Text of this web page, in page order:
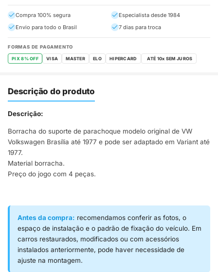
Compra 100% segura
Especialista desde 1984
Envio para todo o Brasil
7 dias para troca
FORMAS DE PAGAMENTO
PIX 8% OFF VISA MASTER ELO HIPERCARD
Descrição do produto
Descrição:
Borracha do suporte de parachoque modelo original de VW
Volkswagen Brasília até 1977 e pode ser adaptado em Variant até
1977.
Material borracha.
Preço do jogo com 4 peças.
Antes da compra: recomendamos conferir as fotos, o
espaço de instalação e o padrão de fixação do veículo. Em
carros restaurados, modificados ou com acessórios
instalados anteriormente, pode haver necessidade de
ajuste na montagem.